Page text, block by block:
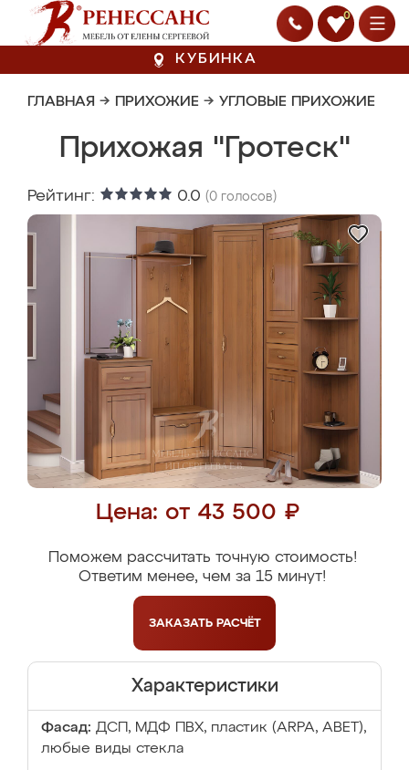
0
КУБИНКА
ГЛАВНАЯ → ПРИХОЖИЕ → УГЛОВЫЕ ПРИХОЖИЕ
Прихожая "Гротеск"
Рейтинг: 0.0 (0 голосов)
Цена: от 43 500 ₽
Поможем рассчитать точную стоимость!
Ответим менее, чем за 15 минут!
ЗАКАЗАТЬ РАСЧЁТ
Характеристики
Фасад: ДСП, МДФ ПВХ, пластик (ARPA, ABET),
любые виды стекла